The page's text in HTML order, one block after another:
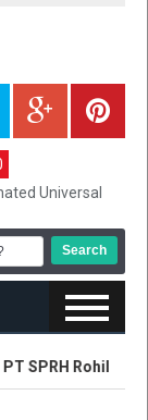
Universal
Rohil